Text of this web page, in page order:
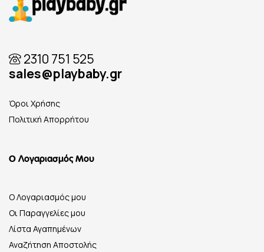
2310 751 525
sales@playbaby.gr
Όροι Χρήσης
Πολιτική Απορρήτου
Ο Λογαριασμός Μου
Ο Λογαριασμός μου
Οι Παραγγελίες μου
Λίστα Αγαπημένων
Αναζήτηση Αποστολής